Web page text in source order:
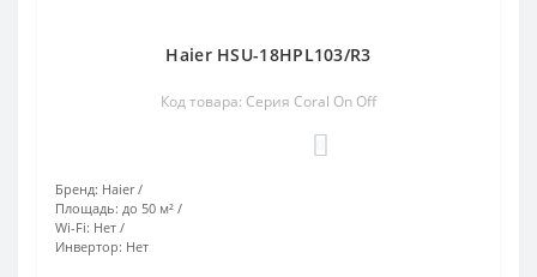
Haier HSU-18HPL103/R3
Код товара: Серия Coral On Off
Бренд: Haier
Площадь: до 50 м²
Wi-Fi: Нет
Инвертор: Нет